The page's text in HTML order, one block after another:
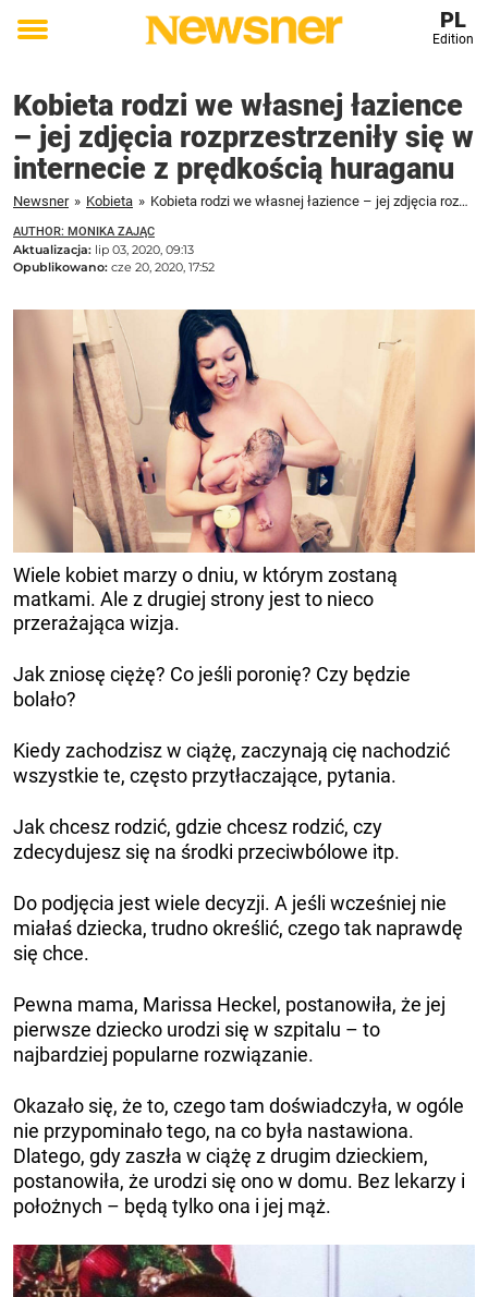
Toggle
PL
Edition
Kobieta rodzi we własnej łazience
– jej zdjęcia rozprzestrzeniły się w
internecie z prędkością huraganu
Newsner » Kobieta » Kobieta rodzi we własnej łazience – jej zdjęcia rozprzestrzeniły się w internecie z prędkością huraganu
AUTHOR: MONIKA ZAJĄC
Aktualizacja: lip 03, 2020, 09:13
Opublikowano: cze 20, 2020, 17:52
Wiele kobiet marzy o dniu, w którym zostaną
matkami. Ale z drugiej strony jest to nieco
przerażająca wizja.
Jak zniosę ciężę? Co jeśli poronię? Czy będzie
bolało?
Kiedy zachodzisz w ciążę, zaczynają cię nachodzić
wszystkie te, często przytłaczające, pytania.
Jak chcesz rodzić, gdzie chcesz rodzić, czy
zdecydujesz się na środki przeciwbólowe itp.
Do podjęcia jest wiele decyzji. A jeśli wcześniej nie
miałaś dziecka, trudno określić, czego tak naprawdę
się chce.
Pewna mama, Marissa Heckel, postanowiła, że jej
pierwsze dziecko urodzi się w szpitalu – to
najbardziej popularne rozwiązanie.
Okazało się, że to, czego tam doświadczyła, w ogóle
nie przypominało tego, na co była nastawiona.
Dlatego, gdy zaszła w ciążę z drugim dzieckiem,
postanowiła, że urodzi się ono w domu. Bez lekarzy i
położnych – będą tylko ona i jej mąż.